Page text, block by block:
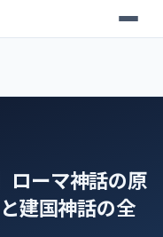
ローマ神話の原
建国神話の全